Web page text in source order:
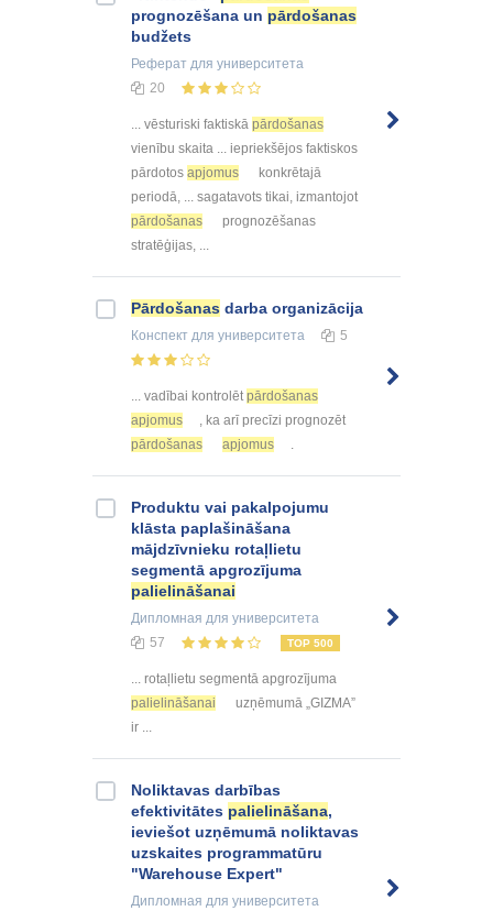
prognozēšana un pārdošanas
budžets
Реферат для университета
20
... vēsturiski faktiskā pārdošanas
vienību skaita ... iepriekšējos faktiskos
pārdotos apjomus
konkrētajā
periodā, ... sagatavots tikai, izmantojot
pārdošanas
prognozēšanas
stratēģijas, ...
Pārdošanas darba organizācija
Конспект для университета 5
... vadībai kontrolētpārdošanas
apjomus
, ka arī precīzi prognozēt
pārdošanas
apjomus .
Produktu vai pakalpojumu
klāsta paplašināšana
mājdzīvnieku rotaļlietu
segmentā apgrozījuma
palielināšanai
Дипломная для университета
57
TOP 500
... rotaļlietu segmentā apgrozījuma
palielināšanai
uzņēmumā „GIZMA”
ir ...
Noliktavas darbības
efektivitātes palielināšana,
ieviešot uzņēmumā noliktavas
uzskaites programmatūru
"Warehouse Expert"
Дипломная для университета